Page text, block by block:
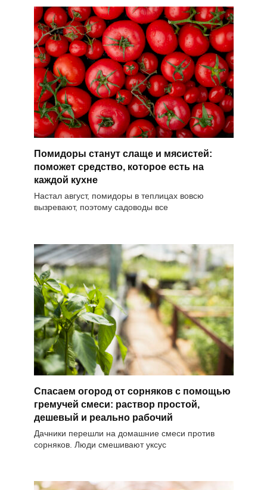
Помидоры станут слаще и мясистей:
поможет средство, которое есть на
каждой кухне
Настал август, помидоры в теплицах вовсю
вызревают, поэтому садоводы все
Спасаем огород от сорняков с помощью
гремучей смеси: раствор простой,
дешевый и реально рабочий
Дачники перешли на домашние смеси против
сорняков. Люди смешивают уксус